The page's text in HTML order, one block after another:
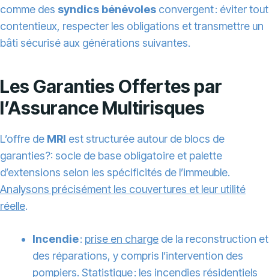
comme des syndics bénévoles convergent : éviter tout
contentieux, respecter les obligations et transmettre un
bâti sécurisé aux générations suivantes.
Les Garanties Offertes par
l’Assurance Multirisques
L’offre de MRI est structurée autour de blocs de
garanties?: socle de base obligatoire et palette
d’extensions selon les spécificités de l’immeuble.
Analysons précisément les couvertures et leur utilité
réelle.
Incendie: prise en charge de la reconstruction et
des réparations, y compris l’intervention des
pompiers. Statistique : les incendies résidentiels